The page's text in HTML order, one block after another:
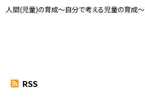
人間(児童)の育成～自分で考える児童の育成～
RSS